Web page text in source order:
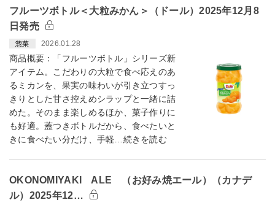
フルーツボトル＜大粒みかん＞（ドール）2025年12月8
日発売
惣菜 2026.01.28
商品概要：「フルーツボトル」シリーズ新
アイテム。こだわりの大粒で食べ応えのあ
るミカンを、果実の味わいが引き立つすっ
きりとした甘さ控えめシラップと一緒に詰
めた。そのまま楽しめるほか、菓子作りに
も好適。蓋つきボトルだから、食べたいと
きに食べたい分だけ、手軽…続きを読む
OKONOMIYAKI ALE （お好み焼エール）（カナデ
ル）2025年12…